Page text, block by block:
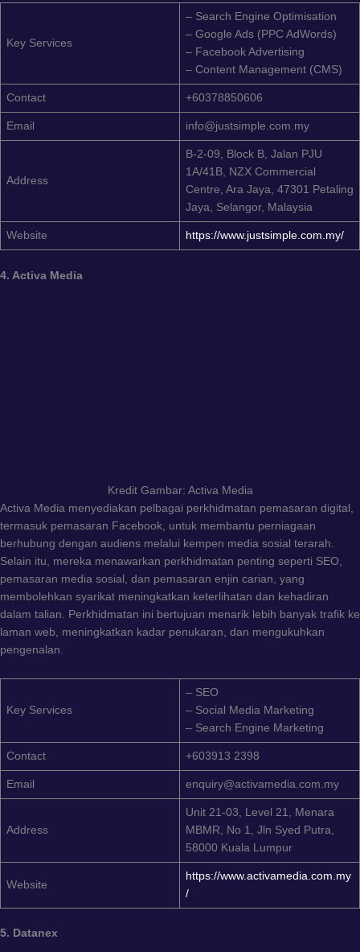
Key Services
– Search Engine Optimisation
– Google Ads (PPC AdWords)
– Facebook Advertising
– Content Management (CMS)
Contact +60378850606
Email info@justsimple.com.my
Address
B-2-09, Block B, Jalan PJU
1A/41B, NZX Commercial
Centre, Ara Jaya, 47301 Petaling
Jaya, Selangor, Malaysia
Website https://www.justsimple.com.my/
4. Activa Media
Kredit Gambar: Activa Media
Activa Media menyediakan pelbagai perkhidmatan pemasaran digital,
termasuk pemasaran Facebook, untuk membantu perniagaan
berhubung dengan audiens melalui kempen media sosial terarah.
Selain itu, mereka menawarkan perkhidmatan penting seperti SEO,
pemasaran media sosial, dan pemasaran enjin carian, yang
membolehkan syarikat meningkatkan keterlihatan dan kehadiran
dalam talian. Perkhidmatan ini bertujuan menarik lebih banyak trafik ke
laman web, meningkatkan kadar penukaran, dan mengukuhkan
pengenalan.
Key Services
– SEO
– Social Media Marketing
– Search Engine Marketing
Contact +603913 2398
Email enquiry@activamedia.com.my
Address
Unit 21-03, Level 21, Menara
MBMR, No 1, Jln Syed Putra,
58000 Kuala Lumpur
Website
https://www.activamedia.com.my
/
5. Datanex